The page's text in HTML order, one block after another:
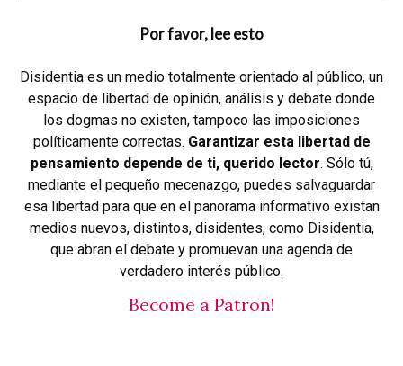
Por favor, lee esto
Disidentia es un medio totalmente orientado al público, un
espacio de libertad de opinión, análisis y debate donde
los dogmas no existen, tampoco las imposiciones
políticamente correctas. Garantizar esta libertad de
pensamiento depende de ti, querido lector. Sólo tú,
mediante el pequeño mecenazgo, puedes salvaguardar
esa libertad para que en el panorama informativo existan
medios nuevos, distintos, disidentes, como Disidentia,
que abran el debate y promuevan una agenda de
verdadero interés público.
Become a Patron!